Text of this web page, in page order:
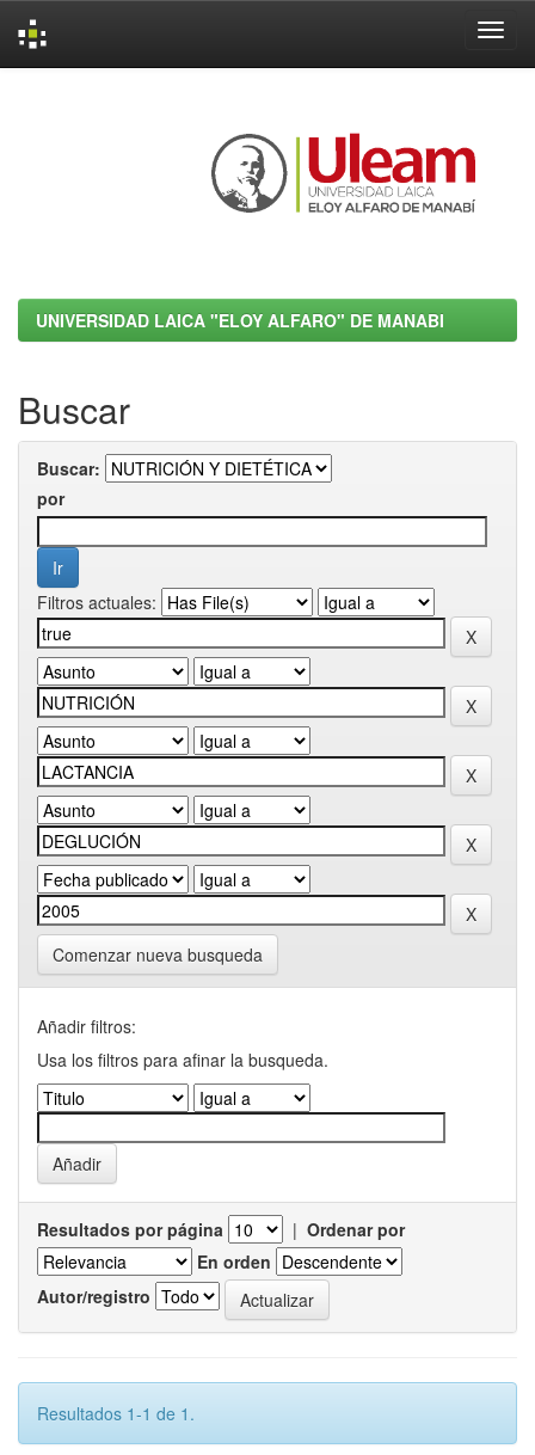
UNIVERSIDAD LAICA "ELOY ALFARO" DE MANABI
Buscar
Buscar:
por
Filtros actuales:
Comenzar nueva busqueda
Añadir filtros:
Usa los filtros para afinar la busqueda.
Resultados por página | Ordenar por
En orden
Autor/registro
Resultados 1-1 de 1.